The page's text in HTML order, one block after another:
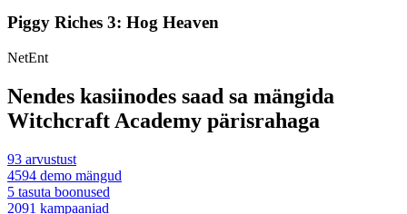
Piggy Riches 3: Hog Heaven
NetEnt
Nendes kasiinodes saad sa mängida
Witchcraft Academy pärisrahaga
93 arvustust
4594 demo mängud
5 tasuta boonused
2091 kampaaniad